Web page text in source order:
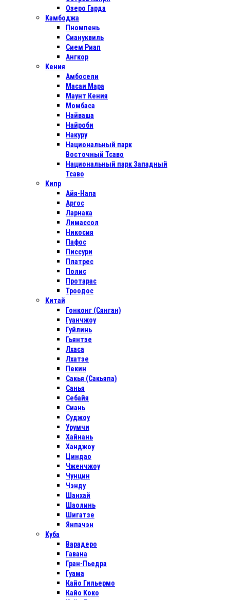
Озеро Гарда
Камбоджа
Пномпень
Сиануквиль
Сием Риап
Ангкор
Кения
Амбосели
Масаи Мара
Маунт Кения
Момбаса
Найваша
Найроби
Накуру
Национальный парк
Восточный Тсаво
Национальный парк Западный
Тсаво
Кипр
Айя-Напа
Аргос
Ларнака
Лимассол
Никосия
Пафос
Писсури
Платрес
Полис
Протарас
Троодос
Китай
Гонконг (Сянган)
Гуанчжоу
Гуйлинь
Гьянтзе
Лхаса
Лхатзе
Пекин
Сакья (Сакьяпа)
Санья
Себайя
Сиань
Суджоу
Урумчи
Хайнань
Ханджоу
Циндао
Чженчжоу
Чунцин
Чэнду
Шанхай
Шаолинь
Шигатзе
Янпачэн
Куба
Варадеро
Гавана
Гран-Пьедра
Гуама
Кайо Гильермо
Кайо Коко